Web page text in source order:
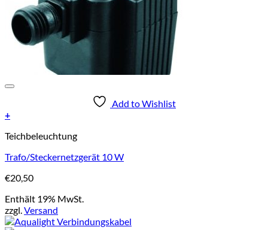
Add to Wishlist
+
Teichbeleuchtung
Trafo/Steckernetzgerät 10 W
€20,50
Enthält 19% MwSt.
zzgl.Versand